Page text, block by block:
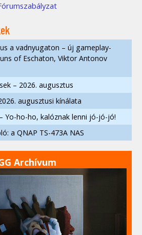
a vadnyugaton – új gameplay-
of Eschaton, Viktor Antonov
– 2026. augusztus
augusztusi kínálata
Yo-ho-ho, kalóznak lenni jó-jó-jó!
a QNAP TS-473A NAS
Archívum